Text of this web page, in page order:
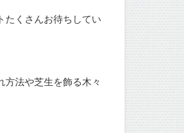
たくさんお待ちしてい
方法や芝生を飾る木々